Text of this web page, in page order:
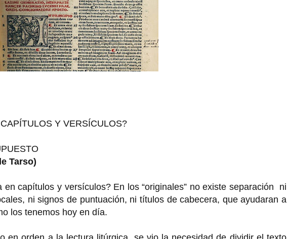
Y VERSÍCULOS?
Tarso)
capítulos y versículos? En los “originales” no existe separación ni
ni signos de puntuación, ni títulos de cabecera, que ayudaran a
los tenemos hoy en día.